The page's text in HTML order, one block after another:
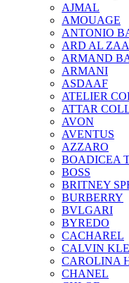
AJMAL
AMOUAGE
ANTONIO
ARD AL
ARMAND
ARMANI
ASDAAF
ATELIER
ATTAR
AVON
AVENTUS
AZZARO
BOADICEA
BOSS
BRITNEY
BURBERRY
BVLGARI
BYREDO
CACHAREL
CALVIN
CAROLINA
CHANEL